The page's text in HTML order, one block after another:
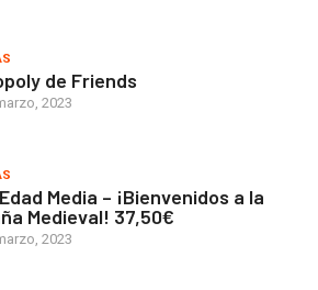
de Friends
2023
Media – ¡Bienvenidos a la
Medieval! 37,50€
2023